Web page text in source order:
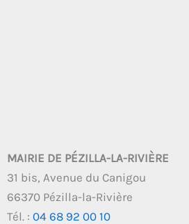
MAIRIE DE PÉZILLA-LA-RIVIÈRE
31 bis, Avenue du Canigou
66370 Pézilla-la-Rivière
Tél. : 04 68 92 00 10